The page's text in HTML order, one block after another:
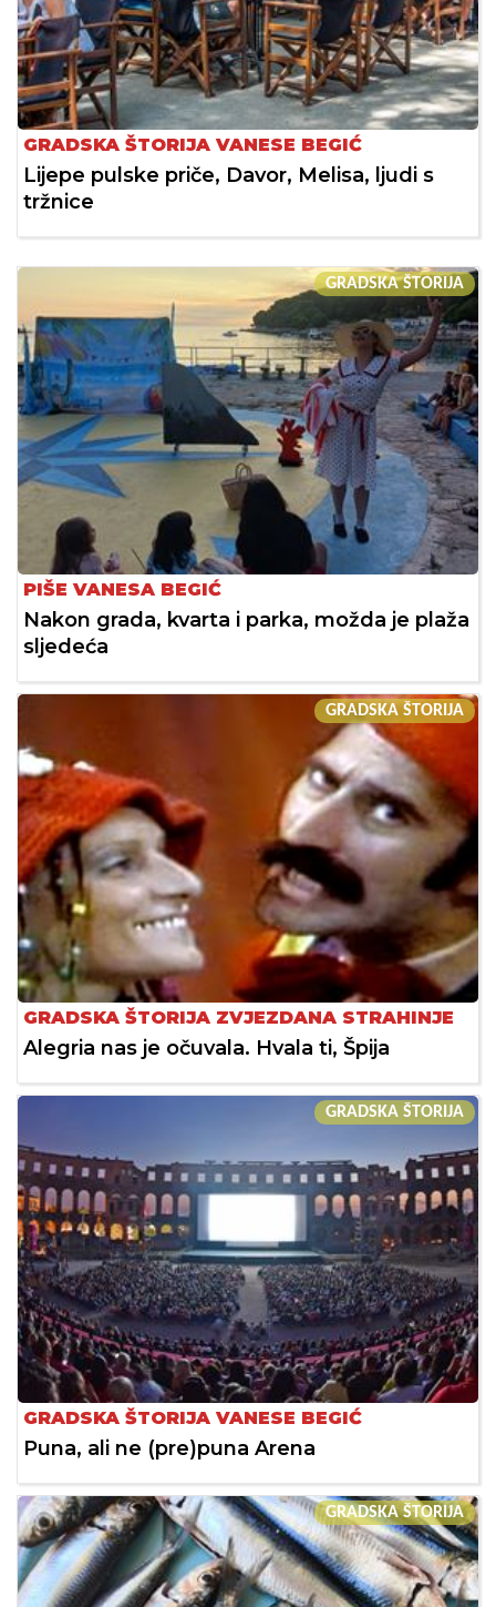
GRADSKA ŠTORIJA VANESE BEGIĆ
Lijepe pulske priče, Davor, Melisa, ljudi s
tržnice
GRADSKA ŠTORIJA
PIŠE VANESA BEGIĆ
Nakon grada, kvarta i parka, možda je plaža
sljedeća
GRADSKA ŠTORIJA
GRADSKA ŠTORIJA ZVJEZDANA STRAHINJE
Alegria nas je očuvala. Hvala ti, Špija
GRADSKA ŠTORIJA
GRADSKA ŠTORIJA VANESE BEGIĆ
Puna, ali ne (pre)puna Arena
GRADSKA ŠTORIJA